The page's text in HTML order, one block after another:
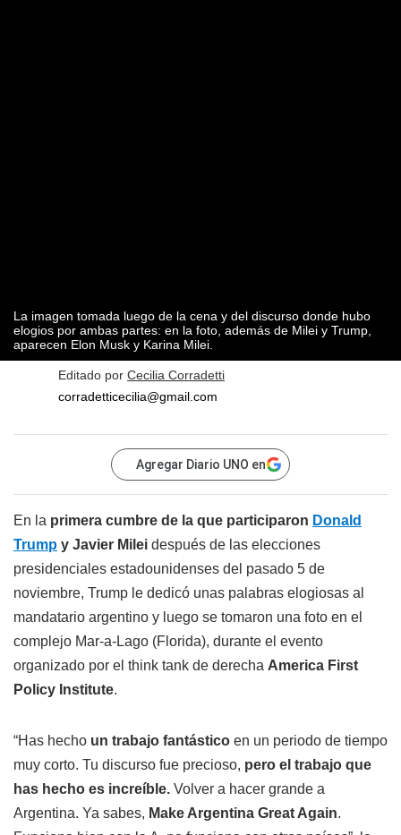
La imagen tomada luego de la cena y del discurso donde hubo
elogios por ambas partes: en la foto, además de Milei y Trump,
aparecen Elon Musk y Karina Milei.
Editado por Cecilia Corradetti
corradetticecilia@gmail.com
Agregar Diario UNO en
En la primera cumbre de la que participaron Donald
Trump y Javier Milei después de las elecciones
presidenciales estadounidenses del pasado 5 de
noviembre, Trump le dedicó unas palabras elogiosas al
mandatario argentino y luego se tomaron una foto en el
complejo Mar-a-Lago (Florida), durante el evento
organizado por el think tank de derecha America First
Policy Institute.
“Has hecho un trabajo fantástico en un periodo de tiempo
muy corto. Tu discurso fue precioso, pero el trabajo que
has hecho es increíble. Volver a hacer grande a
Argentina. Ya sabes, Make Argentina Great Again.